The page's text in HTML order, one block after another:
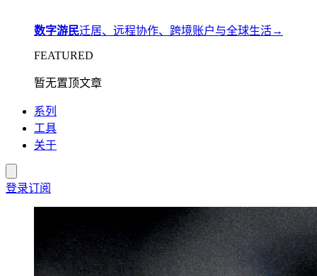
数字游民迁居、远程协作、跨境账户与全球生活→
FEATURED
暂无置顶文章
系列
工具
关于
登录订阅